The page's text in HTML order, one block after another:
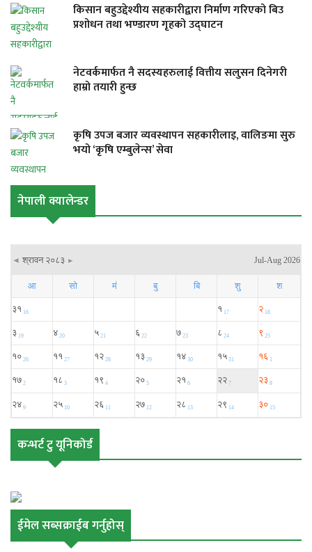
किसान बहुउद्देश्यीय सहकारीद्वारा निर्माण गरिएको बिउ
प्रशोधन तथा भण्डारण गृहको उद्घाटन
नेटवर्कमार्फत नै सदस्यहरुलाई वित्तीय सलुसन दिनेगरी
हाम्रो तयारी हुन्छ
कृषि उपज बजार व्यवस्थापन सहकारीलाइ, वालिङमा सुरु
भयो ‘कृषि एम्बुलेन्स’ सेवा
नेपाली क्यालेन्डर
कन्भर्ट टु यूनिकोर्ड
ईमेल सब्सक्राईब गर्नुहोस्